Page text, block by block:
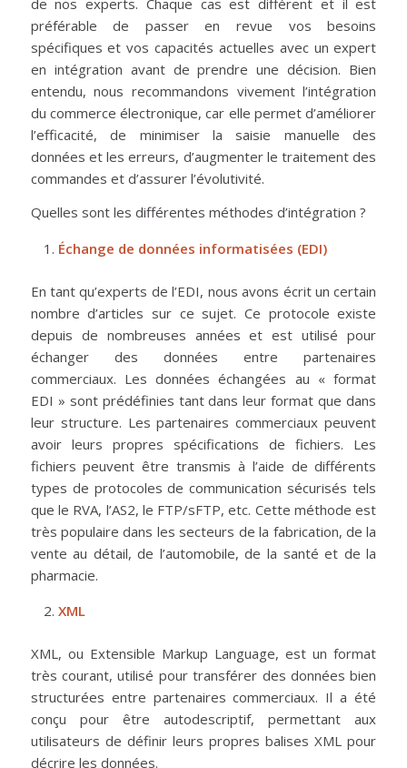
de nos experts. Chaque cas est différent et il est
préférable de passer en revue vos besoins
spécifiques et vos capacités actuelles avec un expert
en intégration avant de prendre une décision. Bien
entendu, nous recommandons vivement l’intégration
du commerce électronique, car elle permet d’améliorer
l’efficacité, de minimiser la saisie manuelle des
données et les erreurs, d’augmenter le traitement des
commandes et d’assurer l’évolutivité.
Quelles sont les différentes méthodes d’intégration ?
Échange de données informatisées (EDI)
En tant qu’experts de l’EDI, nous avons écrit un certain
nombre d’articles sur ce sujet. Ce protocole existe
depuis de nombreuses années et est utilisé pour
échanger des données entre partenaires
commerciaux. Les données échangées au « format
EDI » sont prédéfinies tant dans leur format que dans
leur structure. Les partenaires commerciaux peuvent
avoir leurs propres spécifications de fichiers. Les
fichiers peuvent être transmis à l’aide de différents
types de protocoles de communication sécurisés tels
que le RVA, l’AS2, le FTP/sFTP, etc. Cette méthode est
très populaire dans les secteurs de la fabrication, de la
vente au détail, de l’automobile, de la santé et de la
pharmacie.
XML
XML, ou Extensible Markup Language, est un format
très courant, utilisé pour transférer des données bien
structurées entre partenaires commerciaux. Il a été
conçu pour être autodescriptif, permettant aux
utilisateurs de définir leurs propres balises XML pour
décrire les données.